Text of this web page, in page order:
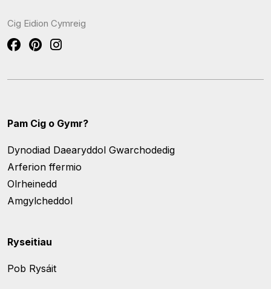
Cig Eidion Cymreig
Pam Cig o Gymr?
Dynodiad Daearyddol Gwarchodedig
Arferion ffermio
Olrheinedd
Amgylcheddol
Ryseitiau
Pob Rysáit